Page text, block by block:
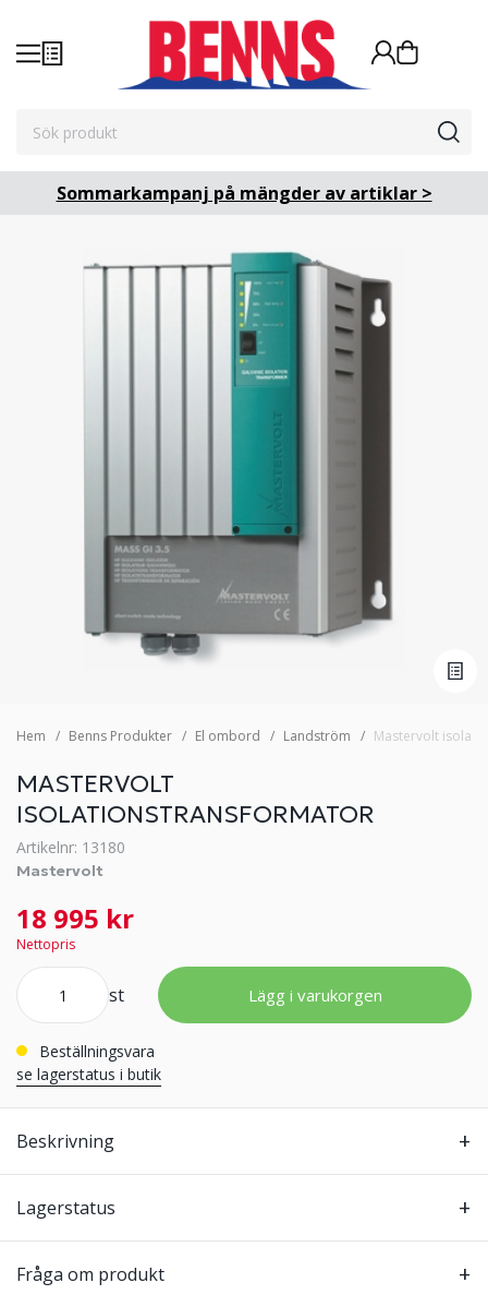
Sommarkampanj på mängder av artiklar >
Hem Benns Produkter El ombord Landström Mastervolt
MASTERVOLT
ISOLATIONSTRANSFORMATOR
Artikelnr: 13180
Mastervolt
18 995 kr
Nettopris
st Lägg i varukorgen
Beställningsvara
se lagerstatus i butik
Beskrivning
Lagerstatus
Fråga om produkt